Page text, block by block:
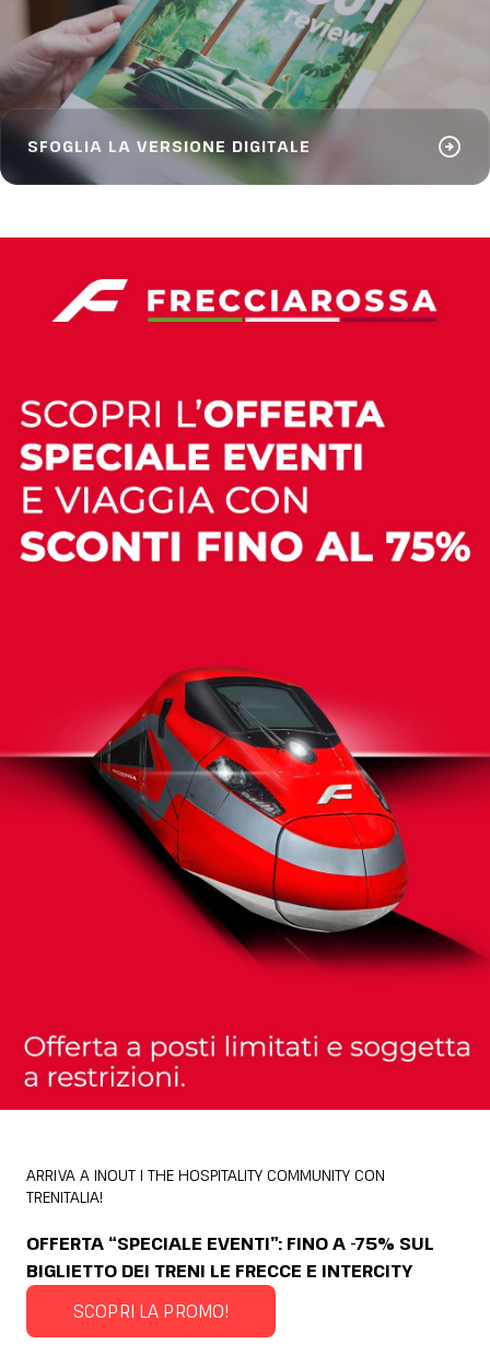
SFOGLIA LA VERSIONE DIGITALE arrow_circle_right
ARRIVA A INOUT I THE HOSPITALITY COMMUNITY CON
TRENITALIA!
OFFERTA “SPECIALE EVENTI”: FINO A -75% SUL
BIGLIETTO DEI TRENI LE FRECCE E INTERCITY
SCOPRI LA PROMO!